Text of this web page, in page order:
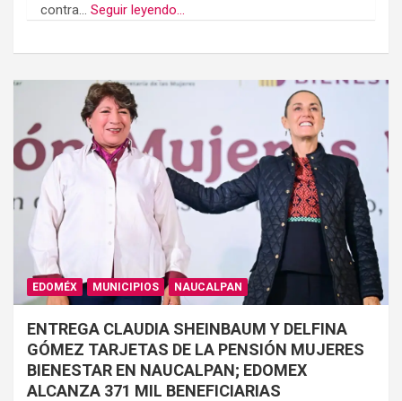
contra... Seguir leyendo...
EDOMÉX MUNICIPIOS NAUCALPAN
ENTREGA CLAUDIA SHEINBAUM Y DELFINA
GÓMEZ TARJETAS DE LA PENSIÓN MUJERES
BIENESTAR EN NAUCALPAN; EDOMEX
ALCANZA 371 MIL BENEFICIARIAS